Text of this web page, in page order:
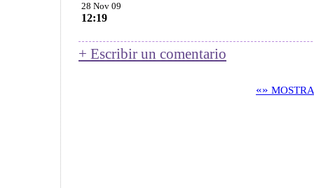
28 Nov 09
12:19
+ Escribir un comentario
«»